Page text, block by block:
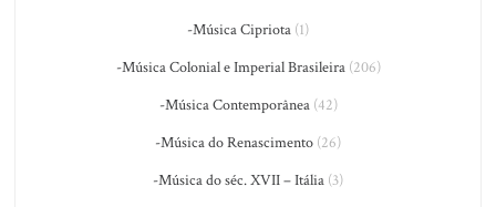
-Música Cipriota (1)
-Música Colonial e Imperial Brasileira(206)
-Música Contemporânea(42)
-Música do Renascimento (26)
-Música do séc. XVII – Itália (3)